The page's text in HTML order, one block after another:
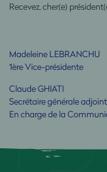
Recevez, cher(e)
Madeleine LEBRANCHU
1ère Vice-présidente
Claude GHIATI
Secrétaire générale
En charge de la